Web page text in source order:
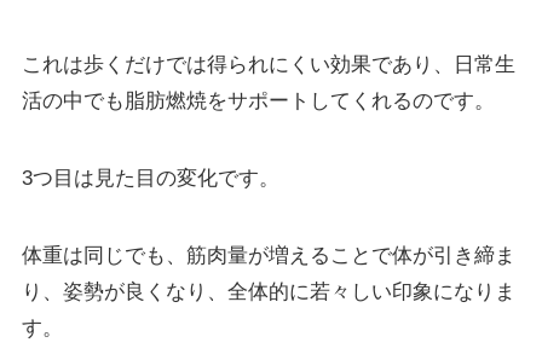
これは歩くだけでは得られにくい効果であり、日常生
活の中でも脂肪燃焼をサポートしてくれるのです。
3つ目は見た目の変化です。
体重は同じでも、筋肉量が増えることで体が引き締ま
り、姿勢が良くなり、全体的に若々しい印象になりま
す。